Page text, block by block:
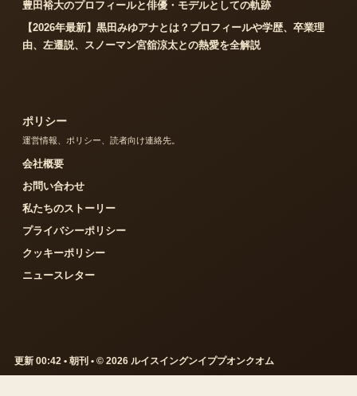
豊田裕大のプロフィールと俳優・モデルとしての軌跡
【2026年最新】黒田みゆアナとは？プロフィールや学歴、卒業理
由、左遷説、スノーマン宮舘涼太との熱愛を全解説
ポリシー
運営情報、ポリシー、読者向け連絡先。
会社概要
お問い合わせ
私たちのストーリー
プライバシーポリシー
クッキーポリシー
ニュースレター
更新 00:42 • 朝刊 • © 2026 ルイスイングンイププオンクオム